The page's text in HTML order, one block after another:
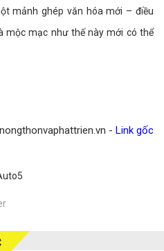
mảnh ghép văn hóa mới – điều
mộc mạc như thế này mới có thể
- Link gốc